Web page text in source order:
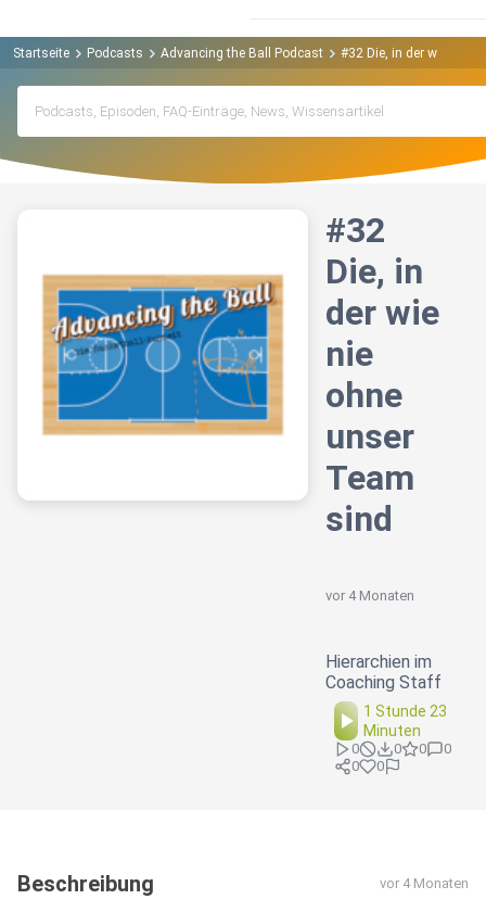
Startseite Podcasts Advancing the Ball Podcast #32 Die, in der wie nie
#32
Die, in
der wie
nie
ohne
unser
Team
sind
vor 4 Monaten
Hierarchien im
Coaching Staff
1 Stunde 23
Minuten
0 0 0
0
0
0
Beschreibung vor 4 Monaten